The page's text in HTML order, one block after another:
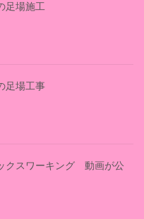
足場施工
足場工事
クスワーキング 動画が公